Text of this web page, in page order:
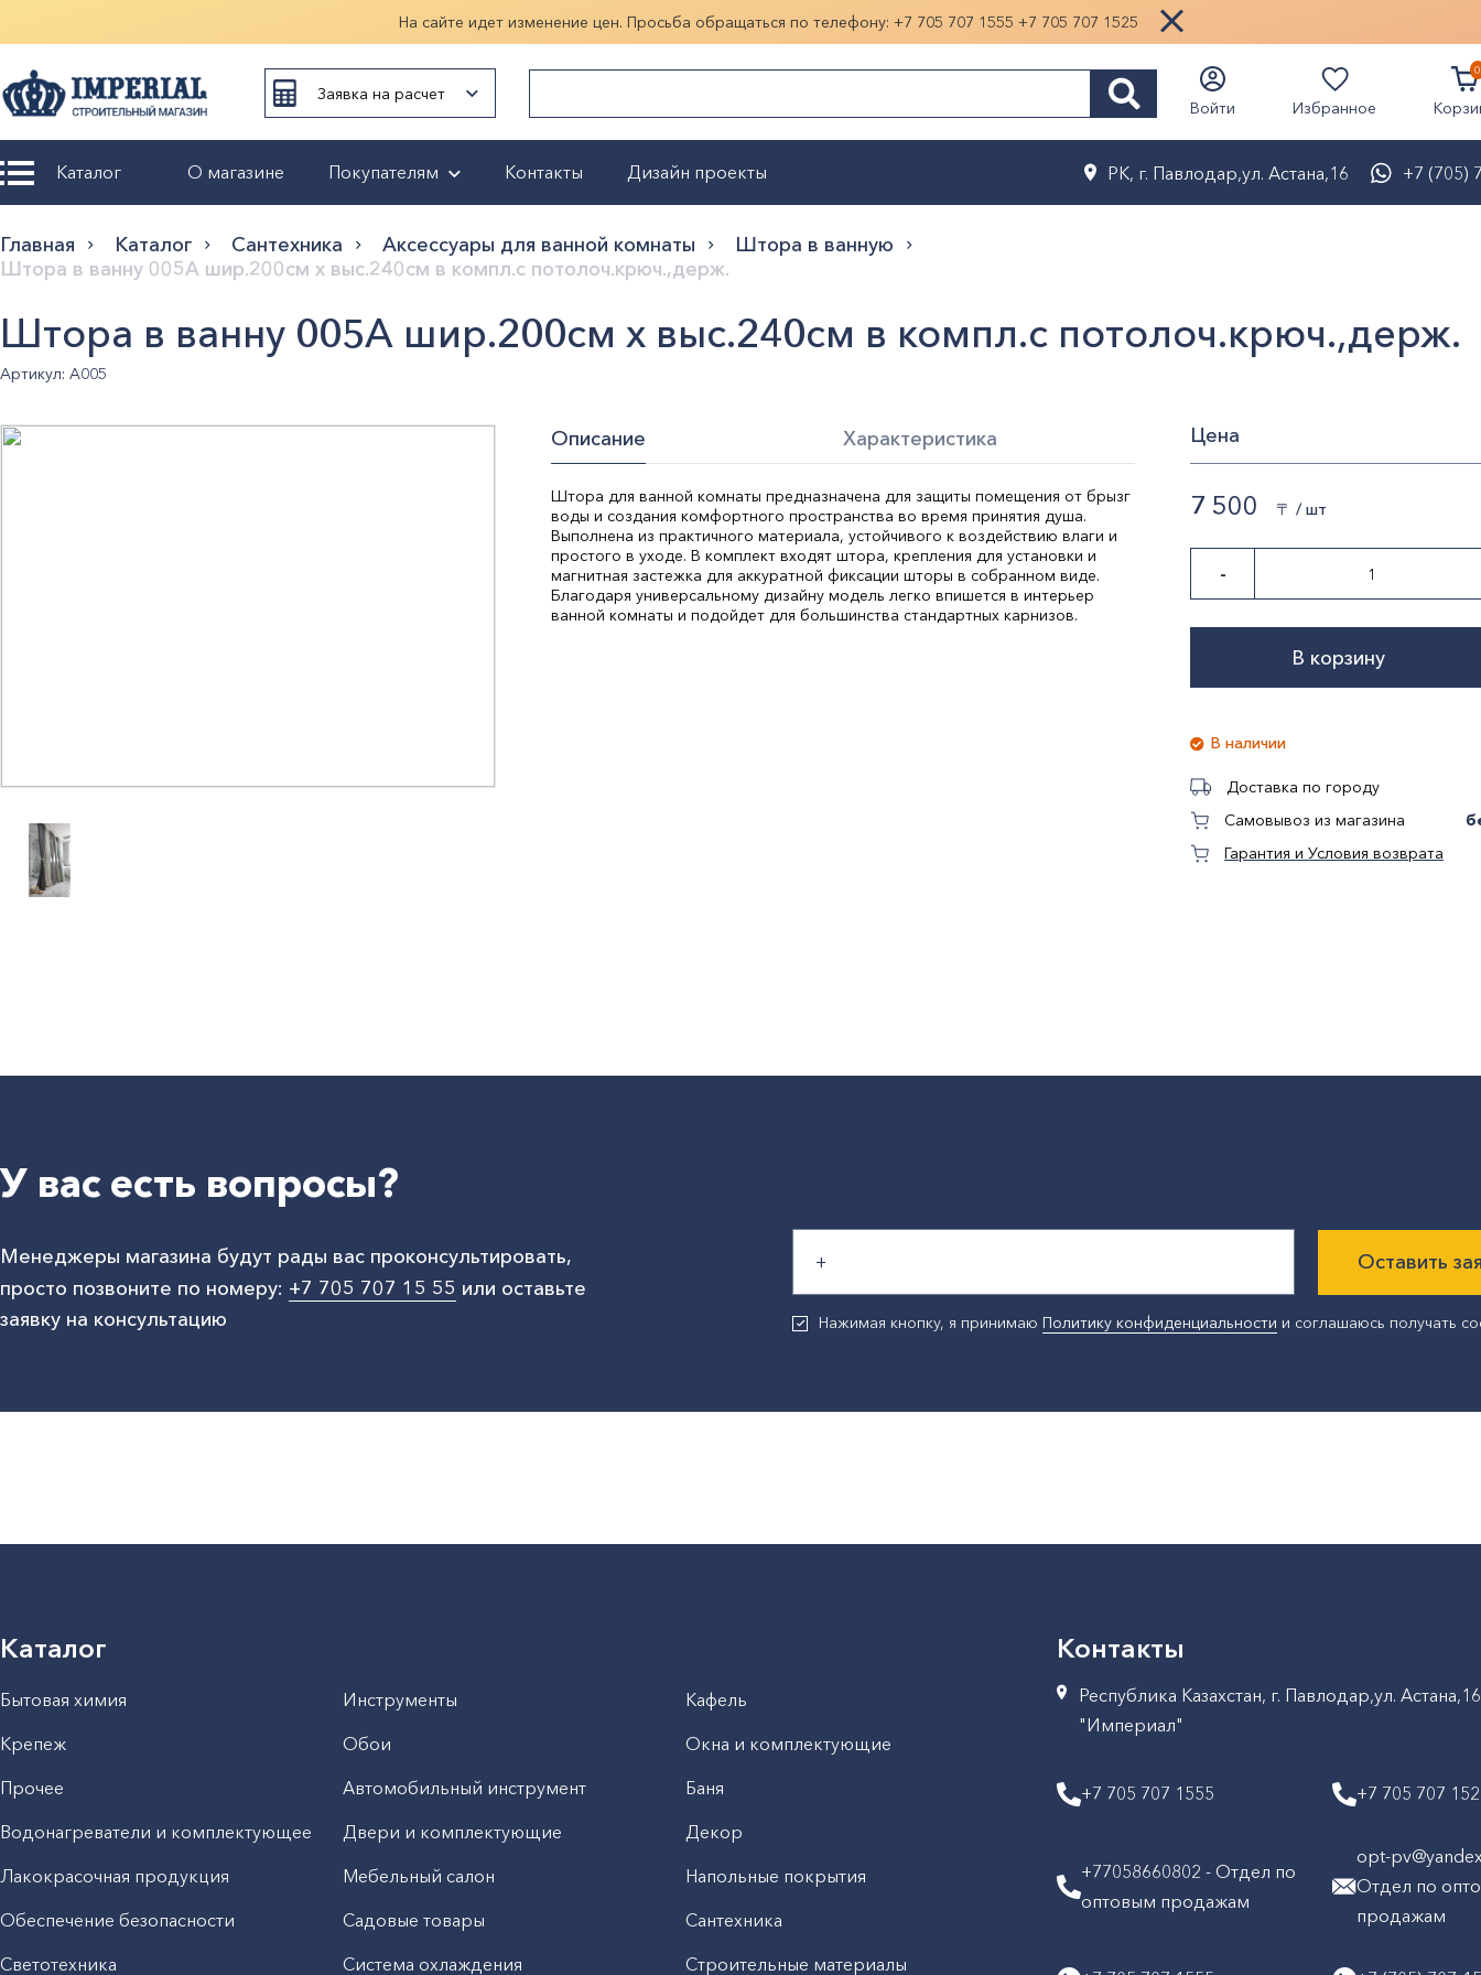
На сайте идет изменение цен. Просьба обращаться по телефону: +7 705 707 1555 +7 705 707 1525
Заявка на расчет
Показать больше
Войти Избранное
0
Каталог О магазине Покупателям
Возврат и
обмен
Контакты Дизайн проекты РК, г. Павлодар,ул. Астана,16 +7 (705)
Главная Каталог Сантехника Аксессуары для ванной комнаты
Штора в ванную
Штора в ванну 005А шир.200см х выс.240см в компл.с потолоч.крюч.,держ.
Штора в ванну 005А шир.200см х выс.240см в компл.с потолоч.крюч.,держ.
Артикул: А005
Описание Характеристика
Штора для ванной комнаты предназначена для защиты помещения от брызг
воды и создания комфортного пространства во время принятия душа.
Выполнена из практичного материала, устойчивого к воздействию влаги и
простого в уходе. В комплект входят штора, крепления для установки и
магнитная застежка для аккуратной фиксации шторы в собранном виде.
Благодаря универсальному дизайну модель легко впишется в интерьер
ванной комнаты и подойдет для большинства стандартных карнизов.
Цена
7 500 〒 / шт
-
В корзину
В наличии
Доставка по городу
Самовывоз из магазина
Гарантия и Условия возврата
У вас есть вопросы?
Менеджеры магазина будут рады вас проконсультировать,
просто позвоните по номеру: +7 705 707 15 55 или оставьте
заявку на консультацию
Оставить
Нажимая кнопку, я принимаюПолитику конфиденциальности и соглашаюсь получать
Каталог
Бытовая химия Инструменты
Кафель
Крепеж
Обои
Окна и комплектующие
Прочее
Автомобильный инструмент
Баня
Водонагреватели и комплектующее
Двери и комплектующие
Декор
Лакокрасочная продукция
Мебельный салон
Напольные покрытия
Обеспечение безопасности
Садовые товары
Сантехника
Светотехника
Система охлаждения Строительные материалы
Контакты
Республика Казахстан, г. Павлодар,ул.
"Империал"
+7 705 707 1555 +7 705 707
+77058660802 - Отдел по
оптовым продажам
opt-
Отдел по
продажам